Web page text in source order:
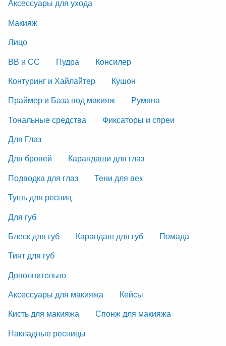
Аксессуары для ухода
Макияж
Лицо
ВВ и СС
Пудра
Консилер
Контуринг и Хайлайтер
Кушон
Праймер и База под макияж
Румяна
Тональные средства
Фиксаторы и спреи
Для Глаз
Для бровей
Карандаши для глаз
Подводка для глаз
Тени для век
Тушь для ресниц
Для губ
Блеск для губ
Карандаш для губ
Помада
Тинт для губ
Дополнительно
Аксессуары для макияжа
Кейсы
Кисть для макияжа
Спонж для макияжа
Накладные ресницы